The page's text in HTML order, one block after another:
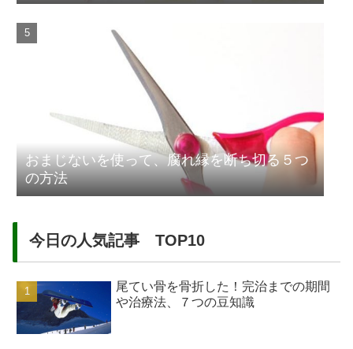
おまじないを使って、腐れ縁を断ち切る５つ
の方法
今日の人気記事 TOP10
尾てい骨を骨折した！完治までの期間
や治療法、７つの豆知識